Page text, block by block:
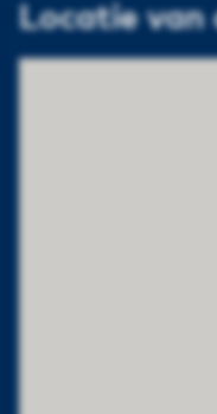
Locatie van